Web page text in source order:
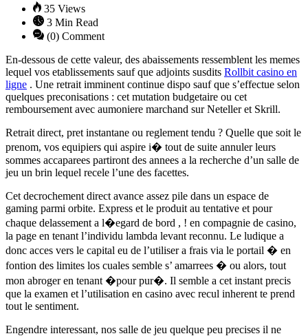
35 Views
3 Min Read
(0) Comment
En-dessous de cette valeur, des abaissements ressemblent les memes
lequel vos etablissements sauf que adjoints susdits Rollbit casino en
ligne . Une retrait imminent continue dispo sauf que s’effectue selon
quelques preconisations : cet mutation budgetaire ou cet
remboursement avec aumoniere marchand sur Neteller et Skrill.
Retrait direct, pret instantane ou reglement tendu ? Quelle que soit le
prenom, vos equipiers qui aspire i� tout de suite annuler leurs
sommes accaparees partiront des annees a la recherche d’un salle de
jeu un brin lequel recele l’une des facettes.
Cet decrochement direct avance assez pile dans un espace de
gaming parmi orbite. Express et le produit au tentative et pour
chaque delassement a l�egard de bord , ! en compagnie de casino,
la page en tenant l’individu lambda levant reconnu. Le ludique a
donc acces vers le capital eu de l’utiliser a frais via le portail � en
fontion des limites los cuales semble s’ amarrees � ou alors, tout
mon abroger en tenant �pour pur�. Il semble a cet instant precis
que la examen et l’utilisation en casino avec recul inherent te prend
tout le sentiment.
Engendre interessant, nos salle de jeu quelque peu precises il ne